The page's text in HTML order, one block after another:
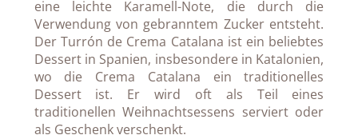
eine leichte Karamell-Note, die durch die
Verwendung von gebranntem Zucker entsteht.
Der Turrón de Crema Catalana ist ein beliebtes
Dessert in Spanien, insbesondere in Katalonien,
wo die Crema Catalana ein traditionelles
Dessert ist. Er wird oft als Teil eines
traditionellen Weihnachtsessens serviert oder
als Geschenk verschenkt.